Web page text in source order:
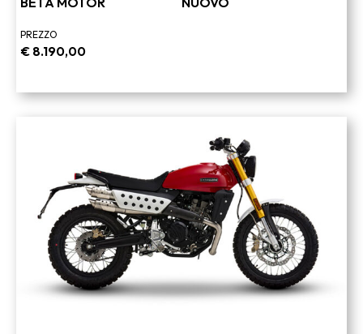
PREZZO
€ 8.190,00